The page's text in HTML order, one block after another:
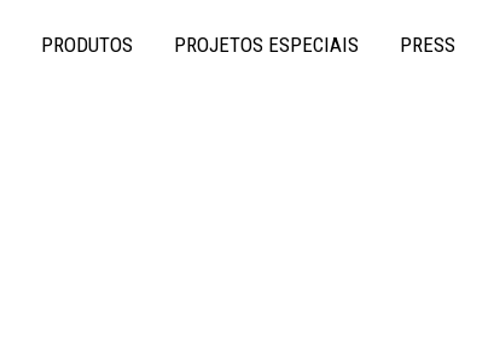
PRODUTOS PROJETOS ESPECIAIS PRESS